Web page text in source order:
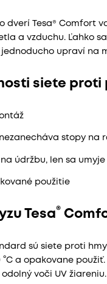
dverí Tesa® Comfort
a vzduchu. Ľahko
upraví na
siete proti
stopy na
údržbu, len sa umyje
použitie
Tesa®
sú siete proti
°C a opakovane
voči UV